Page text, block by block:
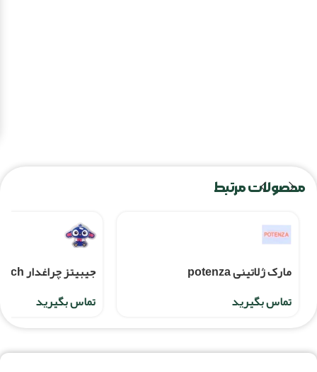
محصولات مرتبط
مارک ژلاتینی potenza
تماس بگیرید
جیبیتز چراغدار Stitch
تماس بگیرید